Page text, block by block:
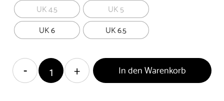
UK 4.5
UK 5
UK 6
UK 6.5
In den Warenkorb